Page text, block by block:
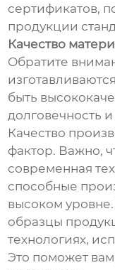
сертификатов,
продукции
Качество
Обратите
быть
долговечность
Качество
фактор. Важно,
современная
способные
высоком
образцы
технологиях,
Это поможет вам